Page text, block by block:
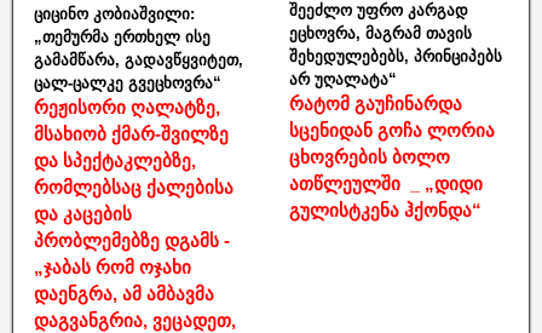
ციცინო კობიაშვილი:
„თემურმა ერთხელ ისე
გამამწარა, გადავწყვიტეთ,
ცალ-ცალკე გვეცხოვრა“
რეჟისორი ღალატზე,
მსახიობ ქმარ-შვილზე
და სპექტაკლებზე,
რომლებსაც ქალებისა
და კაცების
პრობლემებზე დგამს -
„ჯაბას რომ ოჯახი
დაენგრა, ამ ამბავმა
დაგვანგრია, ვეცადეთ,
შეეძლო უფრო კარგად
ეცხოვრა, მაგრამ თავის
შეხედულებებს, პრინციპებს
არ უღალატა“
რატომ გაუჩინარდა
სცენიდან გოჩა ლორია
ცხოვრების ბოლო
ათწლეულში _ „დიდი
გულისტკენა ჰქონდა“